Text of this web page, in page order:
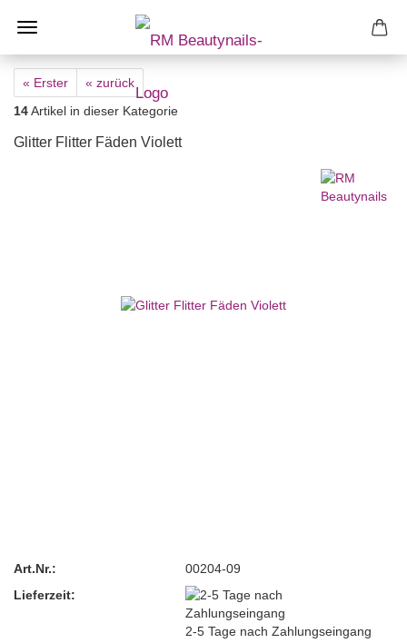
« Erster
« zurück
14Artikel in dieser Kategorie
Glitter Flitter Fäden Violett
Art.Nr.:
00204-09
Lieferzeit:
2-5 Tage nach Zahlungseingang